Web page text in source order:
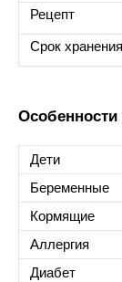
Рецепт
Срок хранения
Дети
Беременные
Кормящие
Аллергия
Диабет